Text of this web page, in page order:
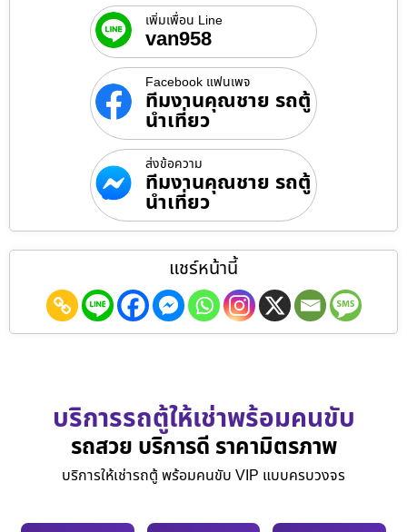
เพิ่มเพื่อน Line
van958
Facebook แฟนเพจ
ทีมงานคุณชาย รถตู้
นำเที่ยว
ส่งข้อความ
ทีมงานคุณชาย รถตู้
นำเที่ยว
แชร์หน้านี้
บริการรถตู้ให้เช่าพร้อมคนขับ
รถสวย บริการดี ราคามิตรภาพ
บริการให้เช่ารถตู้ พร้อมคนขับ VIP แบบครบวงจร